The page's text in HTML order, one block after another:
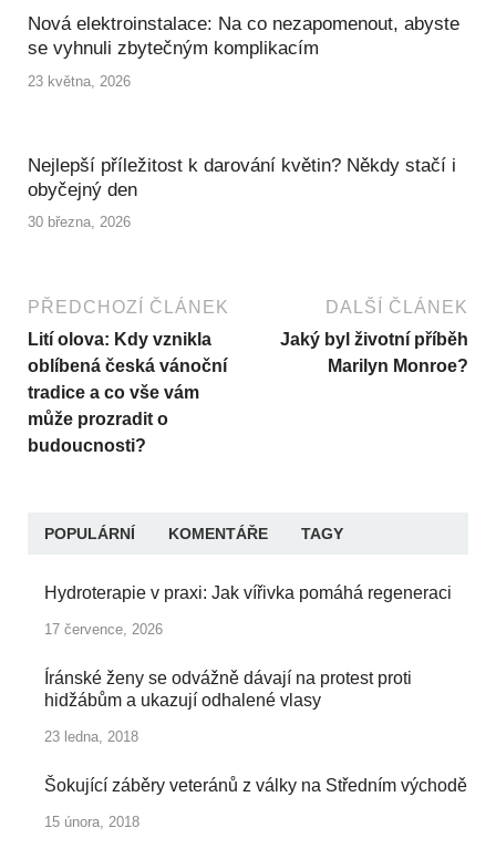
Nová elektroinstalace: Na co nezapomenout, abyste
se vyhnuli zbytečným komplikacím
23 května, 2026
Nejlepší příležitost k darování květin? Někdy stačí i
obyčejný den
30 března, 2026
PŘEDCHOZÍ ČLÁNEK
Lití olova: Kdy vznikla
oblíbená česká vánoční
tradice a co vše vám
může prozradit o
budoucnosti?
DALŠÍ ČLÁNEK
Jaký byl životní příběh
Marilyn Monroe?
POPULÁRNÍ KOMENTÁŘE TAGY
Hydroterapie v praxi: Jak vířivka pomáhá regeneraci
17 července, 2026
Íránské ženy se odvážně dávají na protest proti
hidžábům a ukazují odhalené vlasy
23 ledna, 2018
Šokující záběry veteránů z války na Středním východě
15 února, 2018